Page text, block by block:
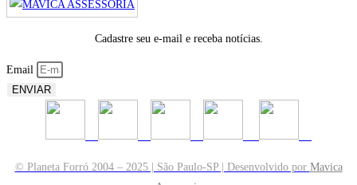
Cadastre seu e-mail e receba notícias.
Email
ENVIAR
© Planeta Forró 2004 – 2025 | São Paulo-SP | Desenvolvido por Mavica